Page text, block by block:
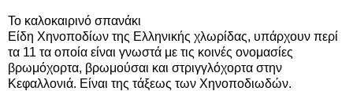
Το καλοκαιρινό σπανάκι
Είδη Χηνοποδίων της Ελληνικής χλωρίδας, υπάρχουν περί
τα 11 τα οποία είναι γνωστά με τις κοινές ονομασίες
βρωμόχορτα, βρωμούσαι και στριγγλόχορτα στην
Κεφαλλονιά. Είναι της τάξεως των Χηνοποδιωδών.